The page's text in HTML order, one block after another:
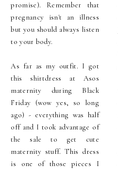
promise). Remember that
pregnancy isn't an illness
but you should always listen
to your body.
As far as my outfit. I got
this shirtdress at Asos
maternity during Black
Friday (wow yes, so long
ago) - everything was half
off and I took advantage of
the sale to get cute
maternity stuff. This dress
is one of those pieces I